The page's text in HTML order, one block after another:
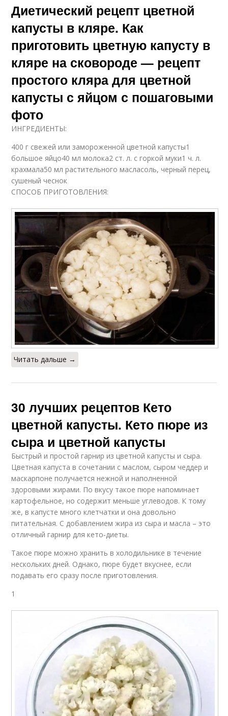
Диетический рецепт цветной
капусты в кляре. Как
приготовить цветную капусту в
кляре на сковороде — рецепт
простого кляра для цветной
капусты с яйцом с пошаговыми
фото
ИНГРЕДИЕНТЫ:
400 г свежей или замороженной цветной капусты1
большое яйцо40 мл молока2 ст. л. с горкой муки1 ч. л.
крахмала50 мл растительного масласоль, черный перец,
сушеный чеснок
СПОСОБ ПРИГОТОВЛЕНИЯ:
Читать дальше →
30 лучших рецептов Кето
цветной капусты. Кето пюре из
сыра и цветной капусты
Быстрый и простой гарнир из цветной капусты и сыра.
Цветная капуста в сочетании с маслом, сыром чеддер и
маскарпоне получается нежной и наполненной
здоровыми жирами. По вкусу такое пюре напоминает
картофельное, но содержит меньше углеводов. К тому
же, в капусте много клетчатки и она довольно
питательная. С добавлением жира из сыра и масла – это
отличный гарнир для кето-диеты.
Такое пюре можно хранить в холодильнике в течение
нескольких дней. Однако, пюре будет вкуснее, если
подавать его сразу после приготовления.
1